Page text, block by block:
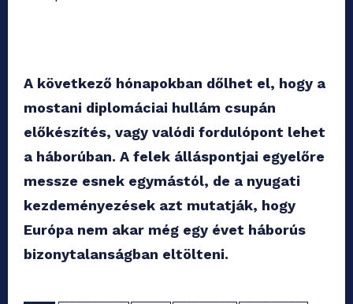
A következő hónapokban dőlhet el, hogy a
mostani diplomáciai hullám csupán
előkészítés, vagy valódi fordulópont lehet
a háborúban. A felek álláspontjai egyelőre
messze esnek egymástól, de a nyugati
kezdeményezések azt mutatják, hogy
Európa nem akar még egy évet háborús
bizonytalanságban eltölteni.